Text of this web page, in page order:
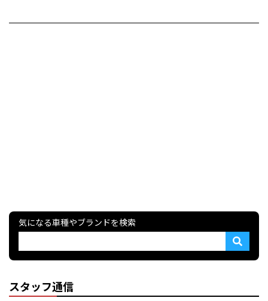
気になる車種やブランドを検索
スタッフ通信